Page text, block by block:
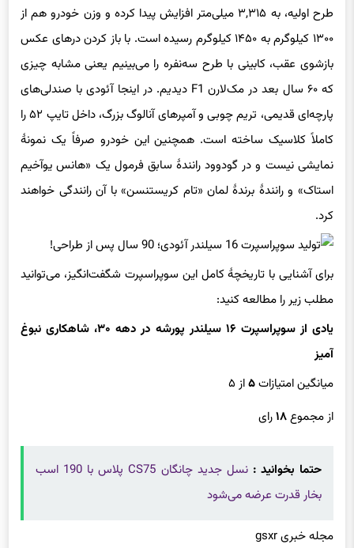
طرح اولیه، به ۳,۳۱۵ میلی‌متر افزایش پیدا کرده و وزن خودرو هم از
۱۳۰۰ کیلوگرم به ۱۴۵۰ کیلوگرم رسیده است. با باز کردن درهای عکس
بازشوی عقب، کابینی با طرح سه‌نفره را می‌بینیم یعنی مشابه چیزی
که ۶۰ سال بعد در مک‌لارن F1 دیدیم. در اینجا آئودی با صندلی‌های
پارچه‌ای قدیمی، تریم چوبی و آمپرهای آنالوگ بزرگ، داخل تایپ ۵۲ را
کاملاً کلاسیک ساخته است. همچنین این خودرو صرفاً یک نمونهٔ
نمایشی نیست و در گودوود رانندهٔ سابق فرمول یک «هانس یوآخیم
استاک» و رانندهٔ برندهٔ لمان «تام کریستنسن» با آن رانندگی خواهند
کرد.
برای آشنایی با تاریخچهٔ کامل این سوپراسپرت شگفت‌انگیز، می‌توانید
مطلب زیر را مطالعه کنید:
یادی از سوپراسپرت ۱۶ سیلندر پورشه در دهه ۳۰، شاهکاری نبوغ
آمیز
میانگین امتیازات۵از ۵
از مجموع۱۸رای
حتما بخوانید :
نسل جدید چانگان CS75 پلاس با 190 اسب
بخار قدرت عرضه می‌شود
مجله خبری gsxr